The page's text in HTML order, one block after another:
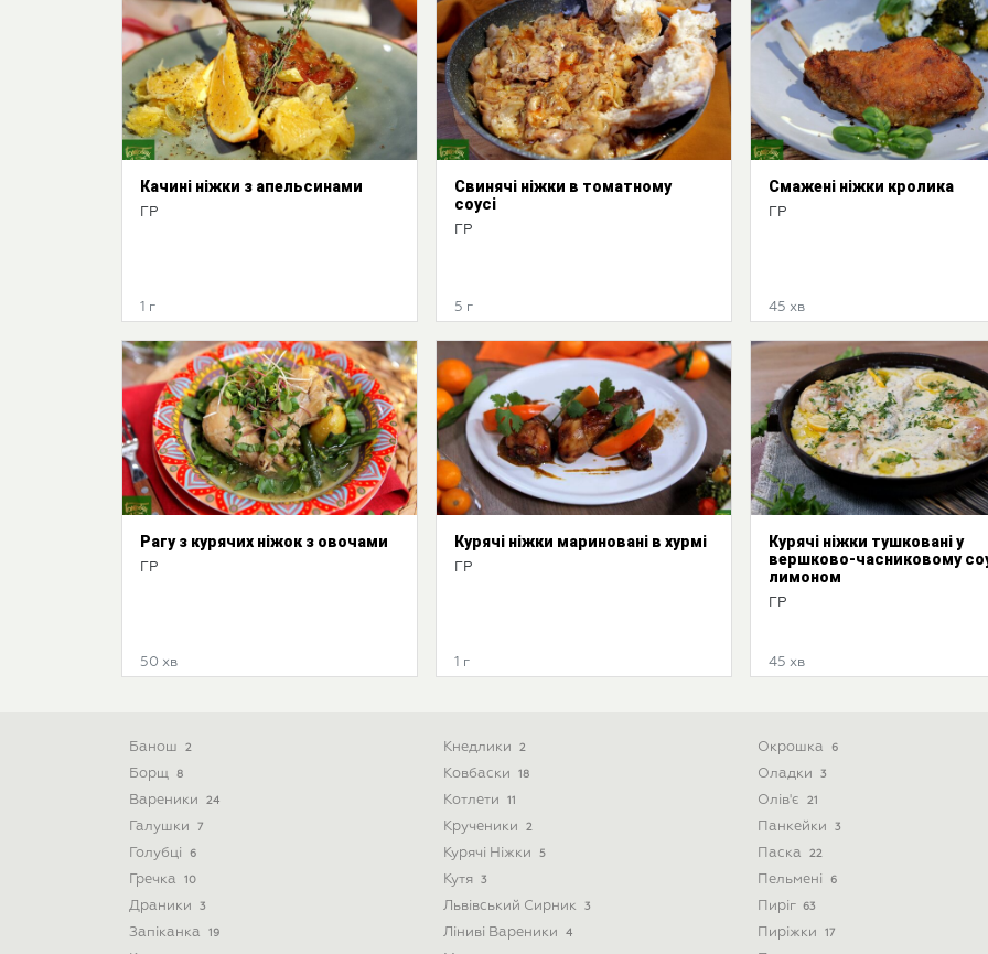
Качині ніжки з апельсинами
ГР
1 г
Свинячі ніжки в томатному
соусі
ГР
5 г
Смажені ніжки кролика
ГР
45 хв
Рагу з курячих ніжок з овочами
ГР
50 хв
Курячі ніжки мариновані в хурмі
ГР
1 г
Курячі ніжки тушковані у
вершково-часниковому
лимоном
ГР
45 хв
Банош 2
Борщ 8
Вареники 24
Галушки 7
Голубці 6
Гречка 10
Драники 3
Запіканка 19
Кнедлики 2
Ковбаски 18
Котлети 11
Крученики 2
Курячі Ніжки 5
Кутя 3
Львівський Сирник 3
Ліниві Вареники 4
Окрошка 6
Оладки 3
Олів'є 21
Панкейки 3
Паска 22
Пельмені 6
Пиріг 63
Пиріжки 17